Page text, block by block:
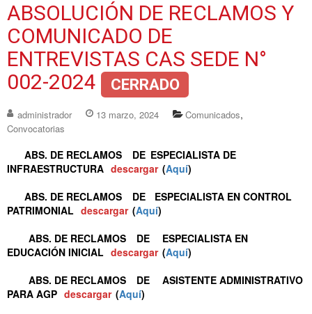
ABSOLUCIÓN DE RECLAMOS Y
COMUNICADO DE
ENTREVISTAS CAS SEDE N°
002-2024
CERRADO
administrador 13 marzo, 2024 Comunicados,
Convocatorias
ABS. DE RECLAMOS DE ESPECIALISTA DE
INFRAESTRUCTURA descargar (Aquí)
ABS. DE RECLAMOS
DE
ESPECIALISTA EN CONTROL
PATRIMONIAL descargar (Aquí)
ABS. DE RECLAMOS
DE
ESPECIALISTA EN
EDUCACIÓN INICIAL descargar (Aquí)
ABS. DE RECLAMOS
DE
ASISTENTE ADMINISTRATIVO
PARA AGP descargar (Aquí)